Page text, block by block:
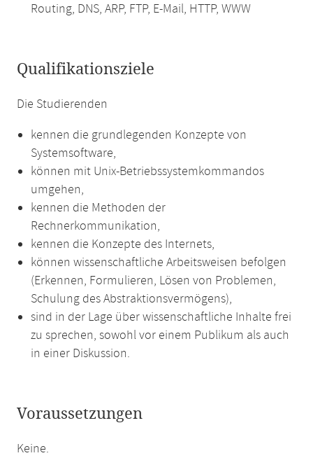
Routing, DNS, ARP, FTP, E-Mail, HTTP, WWW
Qualifikationsziele
Die Studierenden
kennen die grundlegenden Konzepte von
Systemsoftware,
können mit Unix-Betriebssystemkommandos
umgehen,
kennen die Methoden der
Rechnerkommunikation,
kennen die Konzepte des Internets,
können wissenschaftliche Arbeitsweisen befolgen
(Erkennen, Formulieren, Lösen von Problemen,
Schulung des Abstraktionsvermögens),
sind in der Lage über wissenschaftliche Inhalte frei
zu sprechen, sowohl vor einem Publikum als auch
in einer Diskussion.
Voraussetzungen
Keine.